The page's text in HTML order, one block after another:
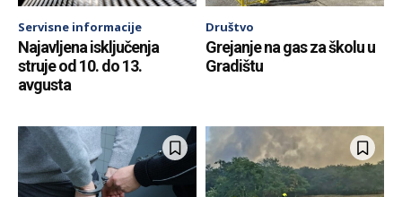
Servisne informacije
Najavljena isključenja
struje od 10. do 13.
avgusta
Društvo
Grejanje na gas za školu u
Gradištu